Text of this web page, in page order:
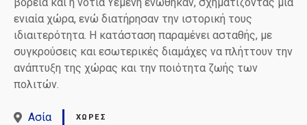
ενιαία χώρα, ενώ διατήρησαν την ιστορική τους
ιδιαιτερότητα. Η κατάσταση παραμένει ασταθής, με
συγκρούσεις και εσωτερικές διαμάχες να πλήττουν την
ανάπτυξη της χώρας και την ποιότητα ζωής των
πολιτών.
Ασία ΧΏΡΕΣ